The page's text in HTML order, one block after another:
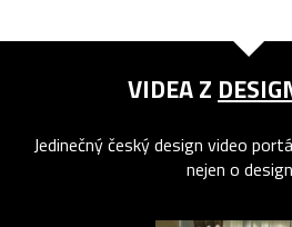
VIDEA Z
Jedinečný český design video
nejen o